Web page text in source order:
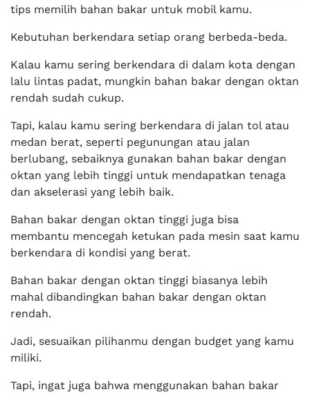
tips memilih bahan bakar untuk mobil kamu.
Kebutuhan berkendara setiap orang berbeda-beda.
Kalau kamu sering berkendara di dalam kota dengan
lalu lintas padat, mungkin bahan bakar dengan oktan
rendah sudah cukup.
Tapi, kalau kamu sering berkendara di jalan tol atau
medan berat, seperti pegunungan atau jalan
berlubang, sebaiknya gunakan bahan bakar dengan
oktan yang lebih tinggi untuk mendapatkan tenaga
dan akselerasi yang lebih baik.
Bahan bakar dengan oktan tinggi juga bisa
membantu mencegah ketukan pada mesin saat kamu
berkendara di kondisi yang berat.
Bahan bakar dengan oktan tinggi biasanya lebih
mahal dibandingkan bahan bakar dengan oktan
rendah.
Jadi, sesuaikan pilihanmu dengan budget yang kamu
miliki.
Tapi, ingat juga bahwa menggunakan bahan bakar